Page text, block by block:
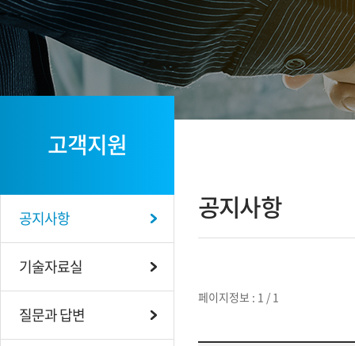
고객지원
공지사항
기술자료실
질문과 답변
공지사항
페이지정보 : 1 / 1